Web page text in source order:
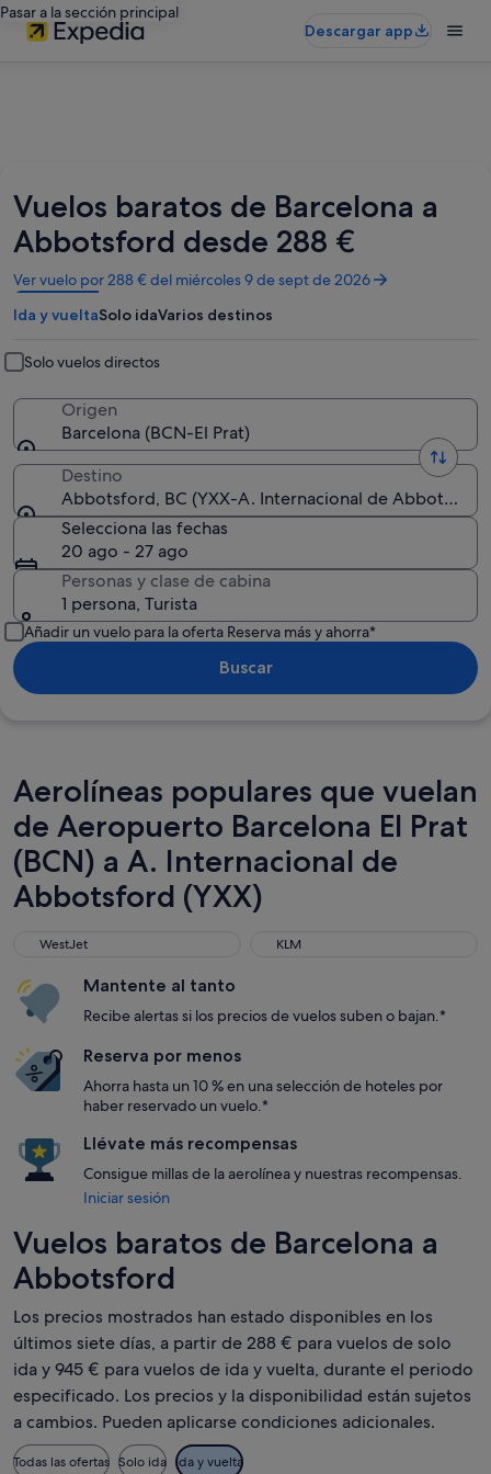
Pasar a la sección principal
Descargar app
Vuelos baratos de Barcelona a
Abbotsford desde 288 €
Ver vuelo por 288 € del miércoles 9 de sept de 2026
Se
abre
en
ventana
nueva
Ida y vueltaSolo idaVarios destinos
Solo vuelos directos
Origen
Barcelona (BCN-El Prat)
Destino
Abbotsford, BC (YXX-A. Internacional de Abbotsford)
Selecciona las fechas
20 ago - 27 ago
Personas y clase de cabina
1 persona, Turista
Añadir un vuelo para la oferta Reserva más y ahorra*
Buscar
Aerolíneas populares que vuelan
de Aeropuerto Barcelona El Prat
(BCN) a A. Internacional de
Abbotsford (YXX)
WestJet
WestJet KLM
KLM
Mantente al tanto
Recibe alertas si los precios de vuelos suben o bajan.*
Reserva por menos
Ahorra hasta un 10 % en una selección de hoteles por
haber reservado un vuelo.*
Llévate más recompensas
Consigue millas de la aerolínea y nuestras recompensas.
Iniciar sesión
Vuelos baratos de Barcelona a
Abbotsford
Los precios mostrados han estado disponibles en los
últimos siete días, a partir de 288 € para vuelos de solo
ida y 945 € para vuelos de ida y vuelta, durante el periodo
especificado. Los precios y la disponibilidad están sujetos
a cambios. Pueden aplicarse condiciones adicionales.
Todas las ofertas Solo ida Ida y vuelta